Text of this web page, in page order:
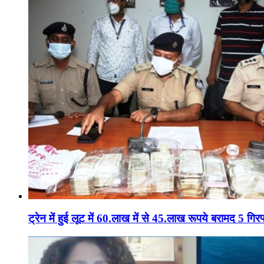
ट्रेन में हुई लूट में 60.लाख में से 45.लाख रूपये बरामद 5